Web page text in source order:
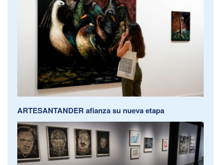
ARTESANTANDER afianza su nueva etapa